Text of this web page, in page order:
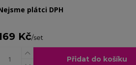
plátci DPH
Kč/set
Přidat do košíku